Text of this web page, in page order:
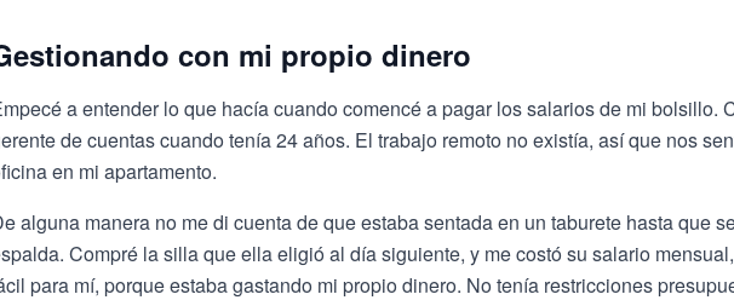
con mi propio dinero
a entender lo que hacía cuando comencé a pagar los salarios de mi bolsillo.
de cuentas cuando tenía 24 años. El trabajo remoto no existía, así que nos
en mi apartamento.
alguna manera no me di cuenta de que estaba sentada en un taburete hasta que
Compré la silla que ella eligió al día siguiente, y me costó su salario
para mí, porque estaba gastando mi propio dinero. No tenía restricciones